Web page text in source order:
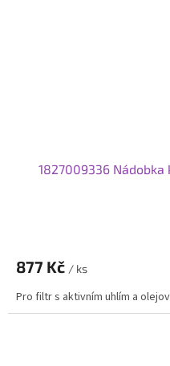
1827009336 Nádobka
877 Kč / ks
Pro filtr s aktivním uhlím a